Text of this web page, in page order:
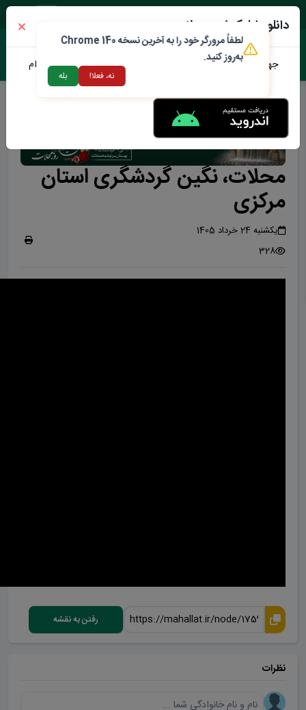
محلات، نگین گردشگری استان
مرکزی
یکشنبه 24 خرداد 1405
328
رفتن به نقشه
نظرات
دانلود اپلیکیشن محلات من
جهت دانلود نرم افزار محلات من می توانید از طریق لینک زیر اقدام
لطفاً مرورگر خود را به آخرین نسخه Chrome 140
به‌روز کنید.
نه، فعلا! بله